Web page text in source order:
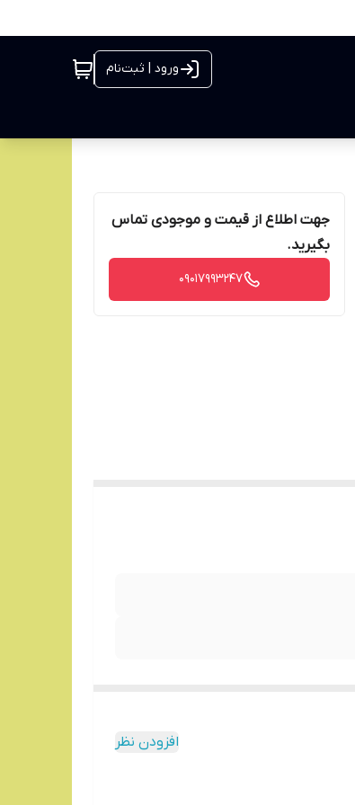
ورود | ثبت‌نام
جهت اطلاع از قیمت و موجودی تماس
بگیرید.
09017993247
افزودن نظر